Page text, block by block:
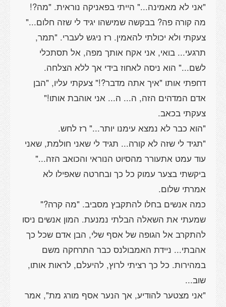
"אני לא מאמינה..." הייתי בפאניקה נוראית. "מה?!
מה קורה פה? בבקשה שמישהו יגיד לי שזה חלום..."
צעקתי ולא יכולתי להאמין. רז ניגש לעברי. "תמר,
תרגעי... בואי, אני אקח אותך מפה, אל תסתכלי
לשם..." הוא ניסה לאחוז בידי אך ללא הצלחה.
דחפתי אותו "איך אתה מדבר?!" צעקתי עליו, "הבן
אדם המדהים הזה, ה... ה... אני אוהבת אותו!"
"תגיד לי שזה לא קורה... תגיד לי שאני חולמת, שאני
עוד עמט אתעורר מהסיוט הנוראי והכואב הזה..."
ביקשתי בצער עמוק כל כך ובחרטה שאפילו לא
כמה אנשים בחלו להתקבץ מסביב. "מה קרה?"
שמעתי את השאלה הבלתי נמנעת. המון אנשים ניסו
להתקרב אל הגופה של אסף שלי, הבן אדם שכל כך
אהבתי... ניידת האמבולנס כבר התרחקה משם
במהירות. כל כך רציתי לרוץ, להיעלם, לראות אותו,
"אני מצטער להודיע, אך הנער אסף מורג מת", אמר